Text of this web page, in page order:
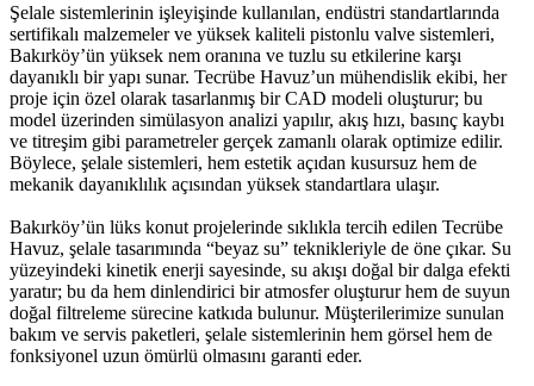
Şelale sistemlerinin işleyişinde kullanılan, endüstri standartlarında
sertifikalı malzemeler ve yüksek kaliteli pistonlu valve sistemleri,
Bakırköy’ün yüksek nem oranına ve tuzlu su etkilerine karşı
dayanıklı bir yapı sunar. Tecrübe Havuz’un mühendislik ekibi, her
proje için özel olarak tasarlanmış bir CAD modeli oluşturur; bu
model üzerinden simülasyon analizi yapılır, akış hızı, basınç kaybı
ve titreşim gibi parametreler gerçek zamanlı olarak optimize edilir.
Böylece, şelale sistemleri, hem estetik açıdan kusursuz hem de
mekanik dayanıklılık açısından yüksek standartlara ulaşır.
Bakırköy’ün lüks konut projelerinde sıklıkla tercih edilen Tecrübe
Havuz, şelale tasarımında “beyaz su” teknikleriyle de öne çıkar. Su
yüzeyindeki kinetik enerji sayesinde, su akışı doğal bir dalga efekti
yaratır; bu da hem dinlendirici bir atmosfer oluşturur hem de suyun
doğal filtreleme sürecine katkıda bulunur. Müşterilerimize sunulan
bakım ve servis paketleri, şelale sistemlerinin hem görsel hem de
fonksiyonel uzun ömürlü olmasını garanti eder.